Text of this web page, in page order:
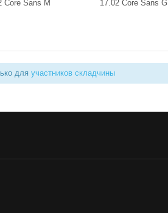
Core Sans M 17.02 Core Sans G
для участников складчины